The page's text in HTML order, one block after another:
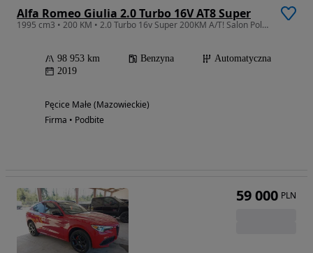
Alfa Romeo Giulia 2.0 Turbo 16V AT8 Super
1995 cm3 • 200 KM • 2.0 Turbo 16v Super 200KM A/T! Salon Polska ! I właściciel ! ASO!
98 953 km Benzyna
Automatyczna
2019
Pęcice Małe (Mazowieckie)
Firma • Podbite
59 000 PLN